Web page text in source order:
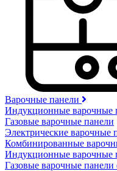
Варочные панели
Индукционные варочные
Газовые варочные панели
Электрические варочные
Комбинированные
Индукционные варочные
Газовые варочные